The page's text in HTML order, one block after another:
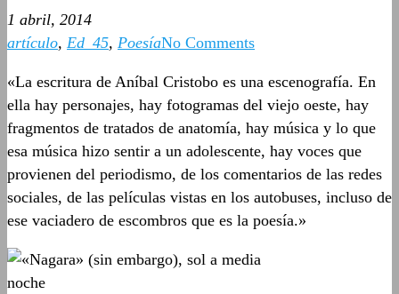
1 abril, 2014
artículo, Ed_45, PoesíaNo Comments
«La escritura de Aníbal Cristobo es una escenografía. En
ella hay personajes, hay fotogramas del viejo oeste, hay
fragmentos de tratados de anatomía, hay música y lo que
esa música hizo sentir a un adolescente, hay voces que
provienen del periodismo, de los comentarios de las redes
sociales, de las películas vistas en los autobuses, incluso de
ese vaciadero de escombros que es la poesía.»